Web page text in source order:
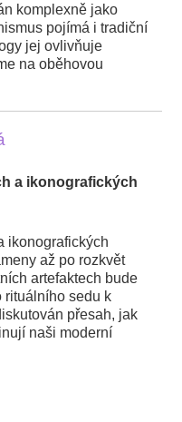
komplexně jako
pojímá i tradiční
jej ovlivňuje
na oběhovou
a ikonografických
ikonografických
až po rozkvět
artefaktech bude
rituálního sedu k
přesah, jak
naši moderní